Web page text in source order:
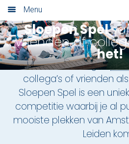
Menu
Home
Nieuwsoverzicht
Boek nu
Locaties
Amsterdam
Sloepen Spel
vrienden of
het!
Je vaart een eigen
collega’s of vrienden
Sloepen Spel is een
competitie waarbij je al
mooiste plekken van
Leiden